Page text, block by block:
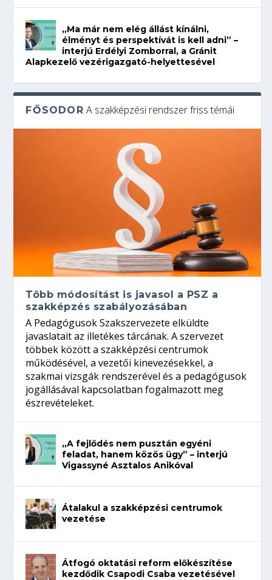
„Ma már nem elég állást kínálni,
élményt és perspektívát is kell adni” –
interjú Erdélyi Zomborral, a Gránit
Alapkezelő vezérigazgató-helyettesével
FŐSODOR A szakképzési rendszer friss témái
Több módosítást is javasol a PSZ a
szakképzés szabályozásában
A Pedagógusok Szakszervezete elküldte
javaslatait az illetékes tárcának. A szervezet
többek között a szakképzési centrumok
működésével, a vezetői kinevezésekkel, a
szakmai vizsgák rendszerével és a pedagógusok
jogállásával kapcsolatban fogalmazott meg
észrevételeket.
„A fejlődés nem pusztán egyéni
feladat, hanem közös ügy” – interjú
Vigassyné Asztalos Anikóval
Átalakul a szakképzési centrumok
vezetése
Átfogó oktatási reform előkészítése
kezdődik Csapodi Csaba vezetésével